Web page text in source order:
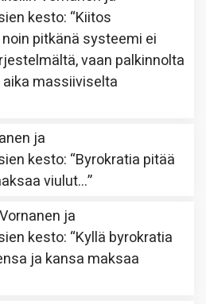
kesto: “Kiitos
pitkänä systeemi ei
vaan palkinnolta
massiiviselta
ja
kesto: “Byrokratia pitää
viulut…”
Vornanen ja
kesto: “Kyllä byrokratia
ja kansa maksaa